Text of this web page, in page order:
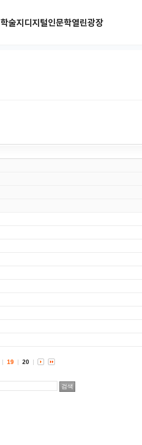
학술지디지털인문학열린광장
19 20